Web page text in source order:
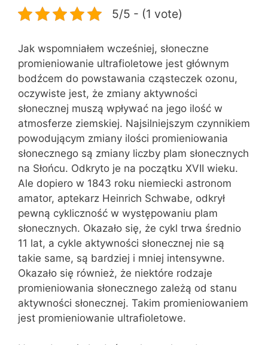
5/5 - (1 vote)
Jak wspomniałem wcześniej, słoneczne
promieniowanie ultrafioletowe jest głównym
bodźcem do powstawania cząsteczek ozonu,
oczywiste jest, że zmiany aktywności
słonecznej muszą wpływać na jego ilość w
atmosferze ziemskiej. Najsilniejszym czynnikiem
powodującym zmiany ilości promieniowania
słonecznego są zmiany liczby plam słonecznych
na Słońcu. Odkryto je na początku XVII wieku.
Ale dopiero w 1843 roku niemiecki astronom
amator, aptekarz Heinrich Schwabe, odkrył
pewną cykliczność w występowaniu plam
słonecznych. Okazało się, że cykl trwa średnio
11 lat, a cykle aktywności słonecznej nie są
takie same, są bardziej i mniej intensywne.
Okazało się również, że niektóre rodzaje
promieniowania słonecznego zależą od stanu
aktywności słonecznej. Takim promieniowaniem
jest promieniowanie ultrafioletowe.